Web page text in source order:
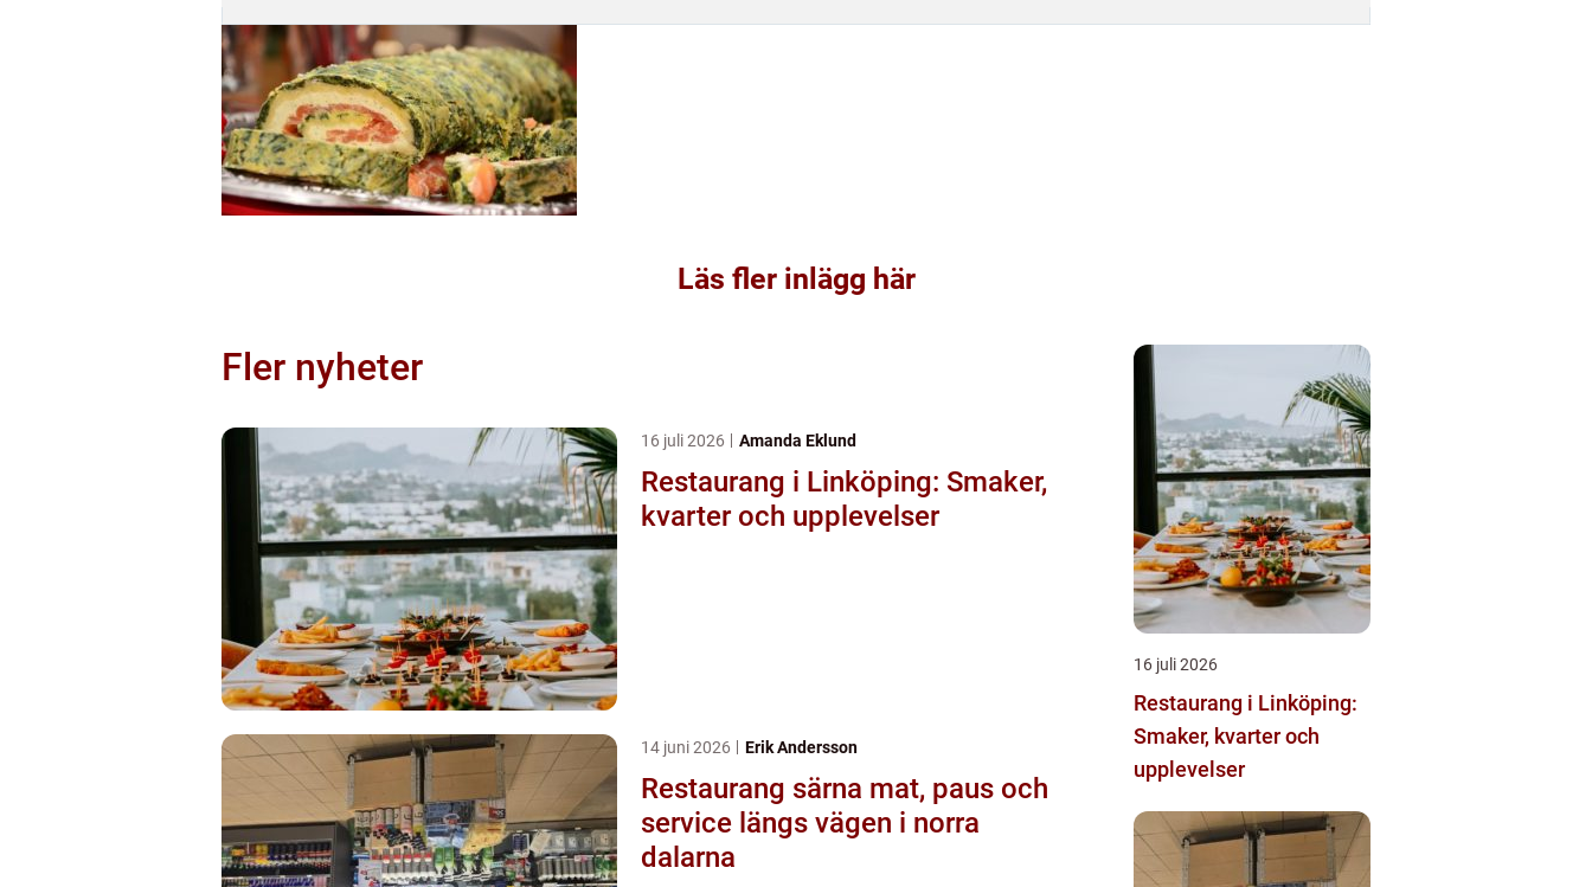
Läs fler inlägg här
Fler nyheter
16 juli 2026 Amanda Eklund
Restaurang i Linköping: Smaker,
kvarter och upplevelser
14 juni 2026 Erik Andersson
Restaurang särna mat, paus och
service längs vägen i norra
dalarna
16 juli 2026
Restaurang i Linköping:
Smaker, kvarter och
upplevelser